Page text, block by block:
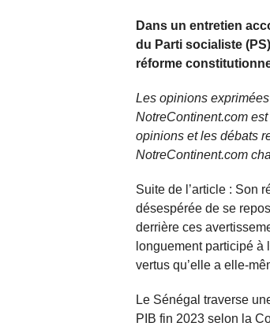
Dans un entretien
du Parti socialiste
réforme
Les opinions
NotreContinent.com
opinions et les débats
NotreContinent.com
Suite de l’article : Son
désespérée de se
derrière ces
longuement participé à
vertus qu’elle a elle-
Le Sénégal traverse
PIB fin 2023 selon la